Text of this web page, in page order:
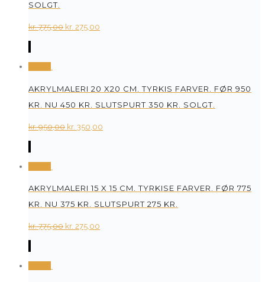
SOLGT.
kr.775,00 Original
kr. 275,00
AKRYLMALERI 20 X20 CM. TYRKIS FARVER. FØR 950
KR. NU 450 KR. SLUTSPURT 350 KR. SOLGT.
kr.950,00 Original
kr. 350,00
AKRYLMALERI 15 X 15 CM. TYRKISE FARVER. FØR 775
KR. NU 375 KR. SLUTSPURT 275 KR.
kr.775,00 Original
kr. 275,00